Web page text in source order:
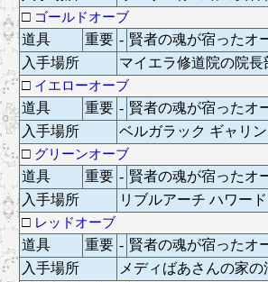
□ ゴールドオーブ
道具 重要 - 賢者の魂が宿ったオ
入手場所
マイエラ修道院の院長
□ イエローオーブ
道具 重要 - 賢者の魂が宿ったオ
入手場所
ベルガラック ギャリ
□ グリーンオーブ
道具 重要 - 賢者の魂が宿ったオ
入手場所
リブルアーチ ハワー
□ レッドオーブ
道具 重要 - 賢者の魂が宿ったオ
入手場所
メディばあさんの家の